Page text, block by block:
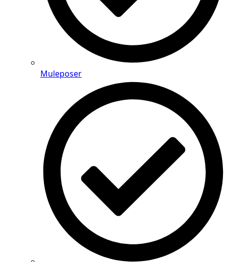
Muleposer